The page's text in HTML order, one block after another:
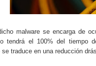
malware se encarga de
tendrá el 100% del tiempo
traduce en una reducción